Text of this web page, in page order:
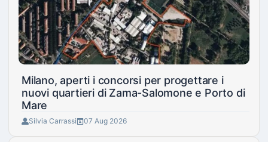
Milano, aperti i concorsi per progettare i
nuovi quartieri di Zama-Salomone e Porto di
Mare
Silvia Carrassi 07 Aug 2026